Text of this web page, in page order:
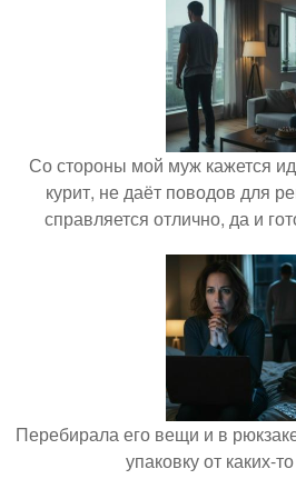
Со стороны мой муж кажется
курит, не даёт поводов для
справляется отлично, да и
Перебирала его вещи и в
упаковку от каких-